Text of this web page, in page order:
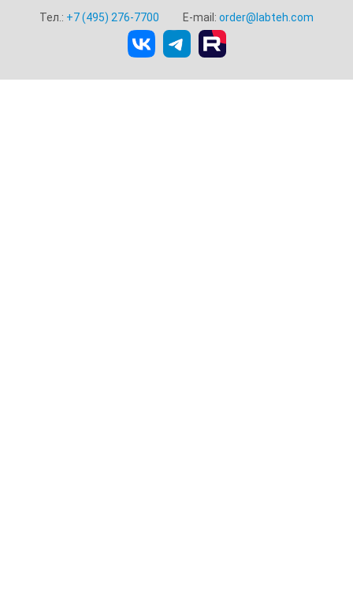
Тел.: +7 (495) 276-7700 E-mail: order@labteh.com